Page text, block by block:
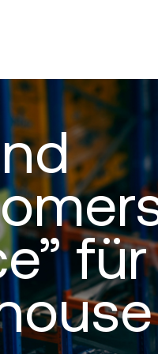
für